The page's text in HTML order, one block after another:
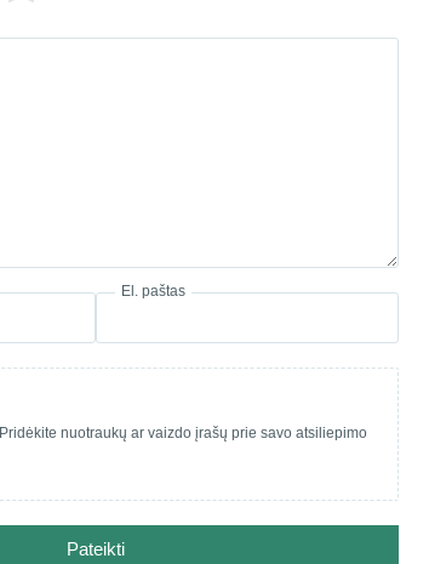
El. paštas
Pridėkite nuotraukų ar vaizdo įrašų prie savo atsiliepimo
Pateikti